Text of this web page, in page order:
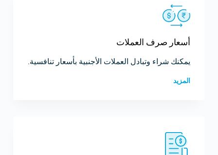
أسعار صرف العملات
يمكنك شراء وتبادل العملات الأجنبية بأسعار تنافسية.
المزيد